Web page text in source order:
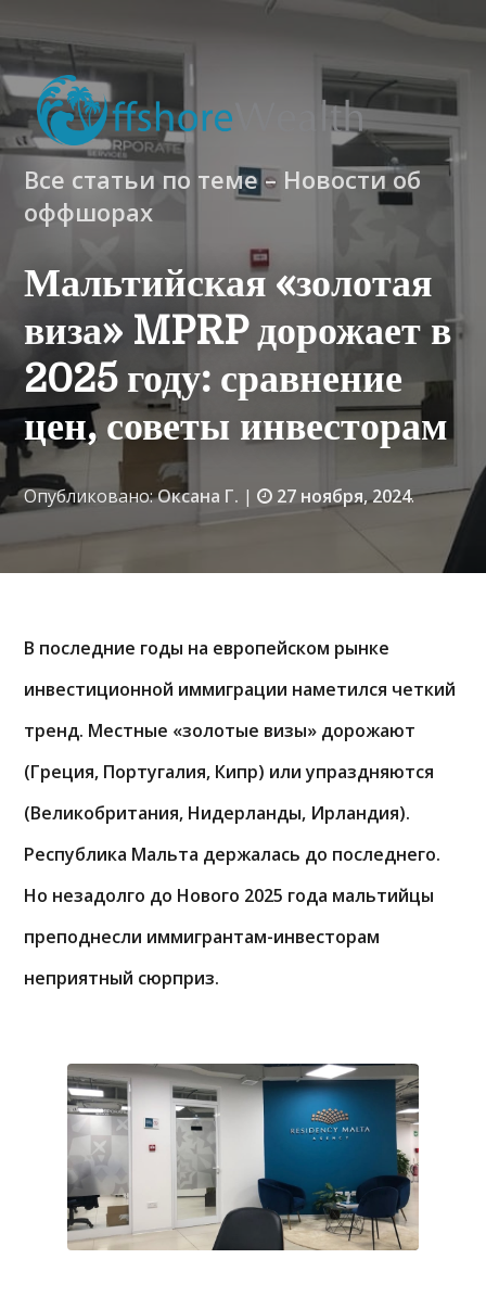
Все статьи по теме – Новости об
оффшорах
Мальтийская «золотая
виза» MPRP дорожает в
2025 году: сравнение
цен, советы инвесторам
Опубликовано:Оксана Г. | 27 ноября, 2024.
В последние годы на европейском рынке
инвестиционной иммиграции наметился четкий
тренд. Местные «золотые визы» дорожают
(Греция, Португалия, Кипр) или упраздняются
(Великобритания, Нидерланды, Ирландия).
Республика Мальта держалась до последнего.
Но незадолго до Нового 2025 года мальтийцы
преподнесли иммигрантам-инвесторам
неприятный сюрприз.